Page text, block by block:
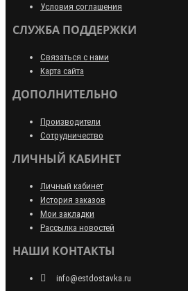
Условия соглашения
СЛУЖБА ПОДДЕРЖКИ
Связаться с нами
Карта сайта
ДОПОЛНИТЕЛЬНО
Производители
Сотрудничество
ЛИЧНЫЙ КАБИНЕТ
Личный кабинет
История заказов
Мои закладки
Рассылка новостей
НАШИ КОНТАКТЫ
info@estdostavka.ru